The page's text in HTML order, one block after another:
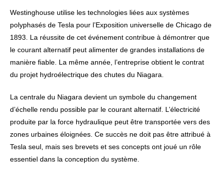
Westinghouse utilise les technologies liées aux systèmes
polyphasés de Tesla pour l’Exposition universelle de Chicago de
1893. La réussite de cet événement contribue à démontrer que
le courant alternatif peut alimenter de grandes installations de
manière fiable. La même année, l’entreprise obtient le contrat
du projet hydroélectrique des chutes du Niagara.
La centrale du Niagara devient un symbole du changement
d’échelle rendu possible par le courant alternatif. L’électricité
produite par la force hydraulique peut être transportée vers des
zones urbaines éloignées. Ce succès ne doit pas être attribué à
Tesla seul, mais ses brevets et ses concepts ont joué un rôle
essentiel dans la conception du système.